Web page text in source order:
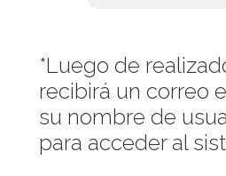
*Luego de
recibirá un correo
su nombre de
para acceder al